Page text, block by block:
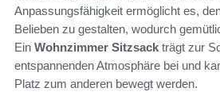
Anpassungsfähigkeit ermöglicht es,
Belieben zu gestalten, wodurch
Ein Wohnzimmer Sitzsack trägt zur
entspannenden Atmosphäre bei und
Platz zum anderen bewegt werden.